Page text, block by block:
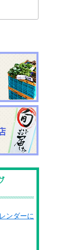
ンダーに